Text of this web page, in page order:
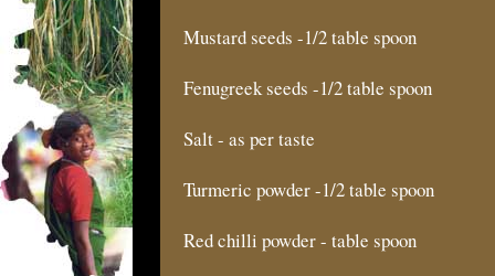
Mustard seeds -1/2 table spoon
Fenugreek seeds -1/2 table spoon
Salt - as per taste
Turmeric powder -1/2 table spoon
Red chilli powder - table spoon